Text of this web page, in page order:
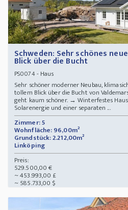
Schweden: Sehr schönes
Blick über die Bucht
PS0074- Haus
Sehr schöner moderner Neubau,
tollem Blick über die Bucht von
geht kaum schöner. → Winterfestes
Solarenergie und einer separaten ...
Zimmer: 5
Wohnfläche: 96,00m²
Grundstück: 2.212,00m²
Linköping
Preis:
529.500,00 €
~ 453.993,00 £
~ 585.733,00 $